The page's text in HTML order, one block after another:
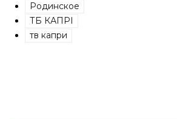
Родинское
ТБ КАПРІ
тв капри